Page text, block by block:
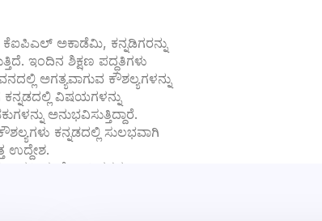
ಅಕಾಡೆಮಿ, ಕನ್ನಡಿಗರನ್ನು
ಇಂದಿನ ಶಿಕ್ಷಣ ಪದ್ಧತಿಗಳು
ಅಗತ್ಯವಾಗುವ ಕೌಶಲ್ಯಗಳನ್ನು
ವಿಷಯಗಳನ್ನು
ಅನುಭವಿಸುತ್ತಿದ್ದಾರೆ.
ಕನ್ನಡದಲ್ಲಿ ಸುಲಭವಾಗಿ
ಉದ್ದೇಶ.
ಜನಪ್ರಿಯ ಕೋರ್ಸ್‌ಗಳನ್ನು